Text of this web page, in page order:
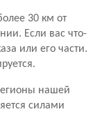
30 км от
Если вас что-
или его части.
нашей
силами